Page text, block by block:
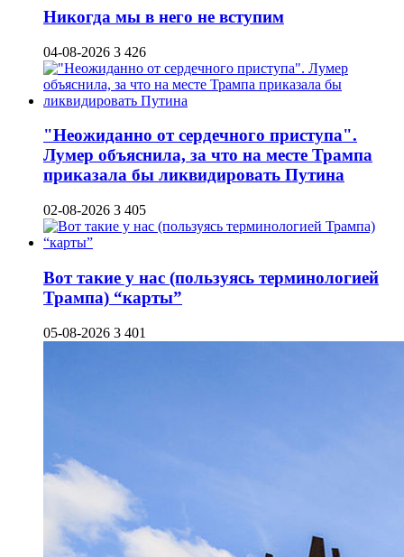
Никогда мы в него не вступим
04-08-2026 3 426
"Неожиданно от сердечного приступа".
Лумер объяснила, за что на месте Трампа
приказала бы ликвидировать Путина
02-08-2026 3 405
Вот такие у нас (пользуясь терминологией
Трампа) “карты”
05-08-2026 3 401